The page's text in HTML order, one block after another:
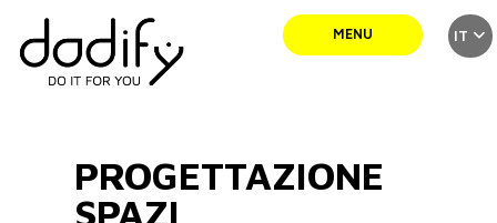
MENU IT
PROGETTAZIONE
SPAZI